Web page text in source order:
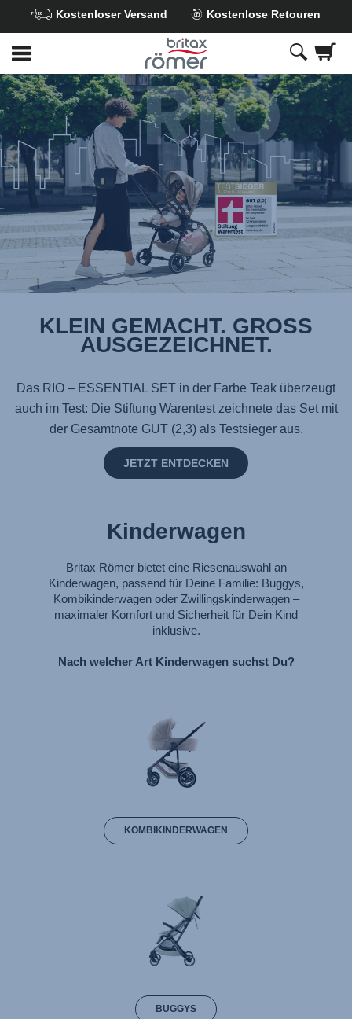
Hauptinhalt
springen
Kostenloser Versand Kostenlose Retouren
KLEIN GEMACHT. GROSS
AUSGEZEICHNET.
Das RIO – ESSENTIAL SET in der Farbe Teak überzeugt
auch im Test: Die Stiftung Warentest zeichnete das Set mit
der Gesamtnote GUT (2,3) als Testsieger aus.
JETZT ENTDECKEN
Kinderwagen
Britax Römer bietet eine Riesenauswahl an
Kinderwagen, passend für Deine Familie: Buggys,
Kombikinderwagen oder Zwillingskinderwagen –
maximaler Komfort und Sicherheit für Dein Kind
inklusive.
Nach welcher Art Kinderwagen suchst Du?
KOMBIKINDERWAGEN
BUGGYS